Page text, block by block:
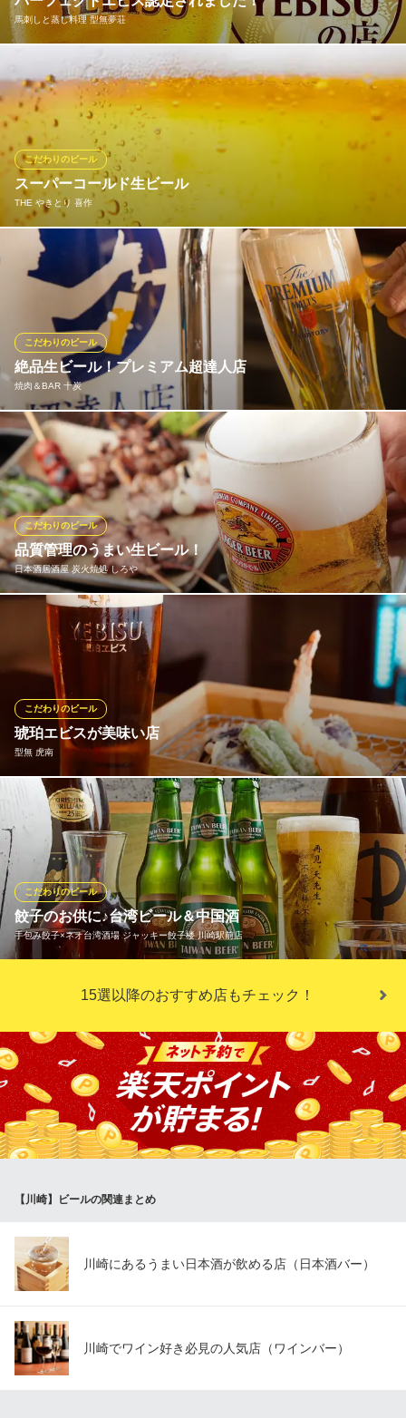
神奈川県川崎市川崎区小川町1-18 ラチッタデッラビバーチェ7F
馬刺しと蒸し料理 型無夢荘
本当のビール味！本当のエビスの味を堪能できます！ ビールサー
バーの徹底した洗浄、グラスの徹底した手洗い洗浄、注ぎ手のマ
イスター選任。 とにかくうまいビールをご提供します！
馬刺しと蒸し料理 型無夢荘
馬肉料理と蒸し野菜
ＪＲ川崎駅東口 徒歩4分
神奈川県川崎市川崎区砂子2-7-6
スーパーコールド生ビール
THE やきとり 喜作
こだわりのビール
キンキンに冷えた『アサヒスーパードライ エクストラコールド』
よりも更に冷たいビールです！
THE やきとり 喜作
やきとりダイニング
ＪＲ南武線鹿島田駅 徒歩2分
神奈川県川崎市幸区鹿島田1-7-22
絶品生ビール！プレミアム超達人店
焼肉＆BAR 十炭
こだわりのビール
焼きたてのお肉と生ビールは相性抜群です！当店はザ・プレミア
ム・モルツ樽生のおいしさと美しさにこだわり、お客様にご提供
しているお店としてサントリーの超達人店として認定されまし
た。クリーミーな泡、美しい泡表面、ビールと泡の最適バラン
ス、クリーンなグラスで味わう生ビールはひと味違います！
焼肉＆BAR 十炭
黒毛和牛を焼肉で堪能
ＪＲ川崎駅東口 徒歩3分
神奈川県川崎市川崎区駅前本町3-4
品質管理のうまい生ビール！
日本酒居酒屋 炭火焼処 しろや
こだわりのビール
しろやでは、ビールの品質・衛生管理を徹底して、いつも生ビー
ルの味わいを工場出荷時のベストの状態に近づけるべく、こだわ
りを持って取り組んでいます。
日本酒居酒屋 炭火焼処 しろや
炭火焼鳥・日本酒居酒屋
ＪＲ川崎駅 徒歩5分
神奈川県川崎市川崎区東田町4-8 沖津屋ビル2F
琥珀エビスが美味い店
型無 虎南
こだわりのビール
この酒場、ただの酒場じゃない。 生ビールが何処よりも美味し
い！！！！！！ 天ぷらに合う希少な琥珀エビスが飲める店。 マイ
スターが注ぐ生ビールは心と身体を潤します！！！
型無 虎南
天ぷら酒場 創作天ぷら
ＪＲ川崎駅 徒歩5分
神奈川県川崎市川崎区砂子2-7-11
餃子のお供に♪台湾ビール＆中国酒
手包み餃子×ネオ台湾酒場 ジャッキー餃子楼 川崎駅前店
こだわりのビール
餃子の相棒はやっぱりビール！当店では、昔ながらの瓶ビールや
台湾ビールを中心に多彩なドリンクを取り揃えています。現存す
所。餃子にも負けないしっかりとした厚みのある味わいが人気で
す。甘く軽い飲み心地の『台湾ビール』とお好きな方をお楽しみ
ください♪
手包み餃子×ネオ台湾酒場 ジャッキー餃子楼 川崎駅前店
川崎居酒屋 餃子 台湾
15選以降のおすすめ店もチェック！
【川崎】ビールの関連まとめ
川崎にあるうまい日本酒が飲める店（日本酒バー）
川崎でワイン好き必見の人気店（ワインバー）